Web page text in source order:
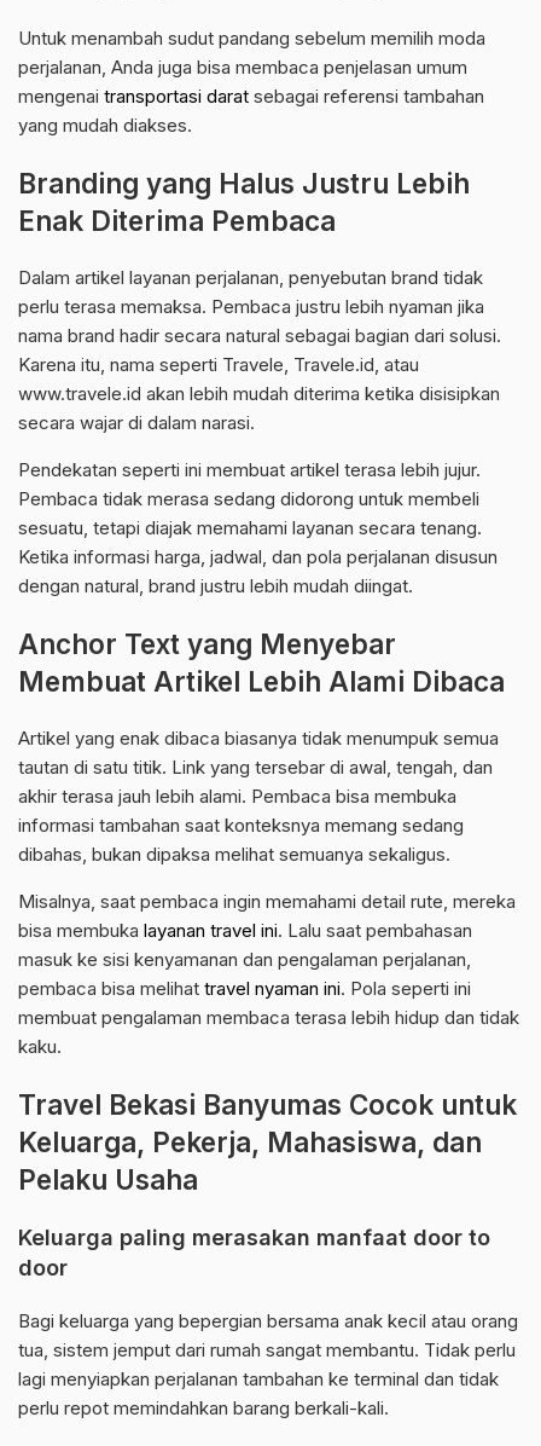
Untuk menambah sudut pandang sebelum memilih moda
perjalanan, Anda juga bisa membaca penjelasan umum
mengenai transportasi darat sebagai referensi tambahan
yang mudah diakses.
Branding yang Halus Justru Lebih
Enak Diterima Pembaca
Dalam artikel layanan perjalanan, penyebutan brand tidak
perlu terasa memaksa. Pembaca justru lebih nyaman jika
nama brand hadir secara natural sebagai bagian dari solusi.
Karena itu, nama seperti Travele, Travele.id, atau
www.travele.id akan lebih mudah diterima ketika disisipkan
secara wajar di dalam narasi.
Pendekatan seperti ini membuat artikel terasa lebih jujur.
Pembaca tidak merasa sedang didorong untuk membeli
sesuatu, tetapi diajak memahami layanan secara tenang.
Ketika informasi harga, jadwal, dan pola perjalanan disusun
dengan natural, brand justru lebih mudah diingat.
Anchor Text yang Menyebar
Membuat Artikel Lebih Alami Dibaca
Artikel yang enak dibaca biasanya tidak menumpuk semua
tautan di satu titik. Link yang tersebar di awal, tengah, dan
akhir terasa jauh lebih alami. Pembaca bisa membuka
informasi tambahan saat konteksnya memang sedang
dibahas, bukan dipaksa melihat semuanya sekaligus.
Misalnya, saat pembaca ingin memahami detail rute, mereka
bisa membuka layanan travel ini. Lalu saat pembahasan
masuk ke sisi kenyamanan dan pengalaman perjalanan,
pembaca bisa melihat travel nyaman ini. Pola seperti ini
membuat pengalaman membaca terasa lebih hidup dan tidak
kaku.
Travel Bekasi Banyumas Cocok untuk
Keluarga, Pekerja, Mahasiswa, dan
Pelaku Usaha
Keluarga paling merasakan manfaat door to
door
Bagi keluarga yang bepergian bersama anak kecil atau orang
tua, sistem jemput dari rumah sangat membantu. Tidak perlu
lagi menyiapkan perjalanan tambahan ke terminal dan tidak
perlu repot memindahkan barang berkali-kali.